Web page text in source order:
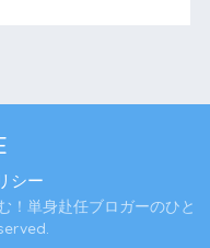
シー
！単身赴任ブロガーのひと